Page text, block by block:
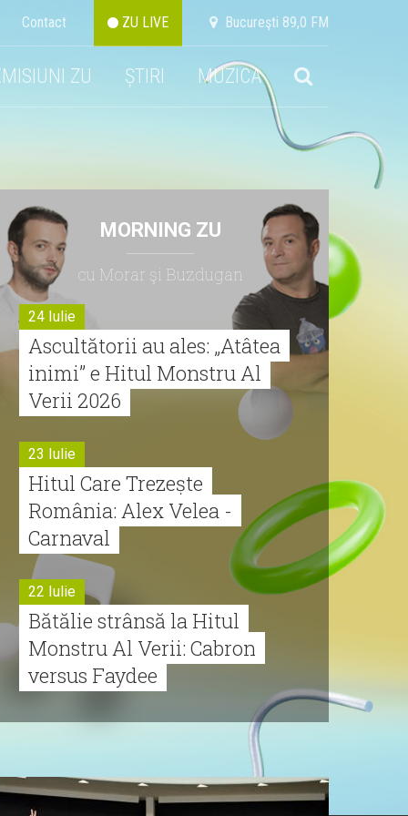
Contact ZU LIVE Bucureşti 89,0 FM
ZU ȘTIRI MUZICA
MORNING ZU
cu Morar şi Buzdugan
24 Iulie
Ascultătorii au ales: „Atâtea
inimi” e Hitul Monstru Al
Verii 2026
23 Iulie
Hitul Care Trezește
România: Alex Velea -
Carnaval
22 Iulie
Bătălie strânsă la Hitul
Monstru Al Verii: Cabron
versus Faydee
Cabron vine cu Hitul